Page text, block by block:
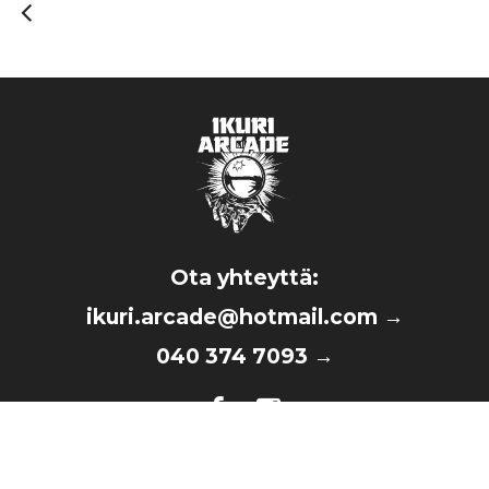
Ota yhteyttä:
ikuri.arcade@hotmail.com →
040 374 7093 →